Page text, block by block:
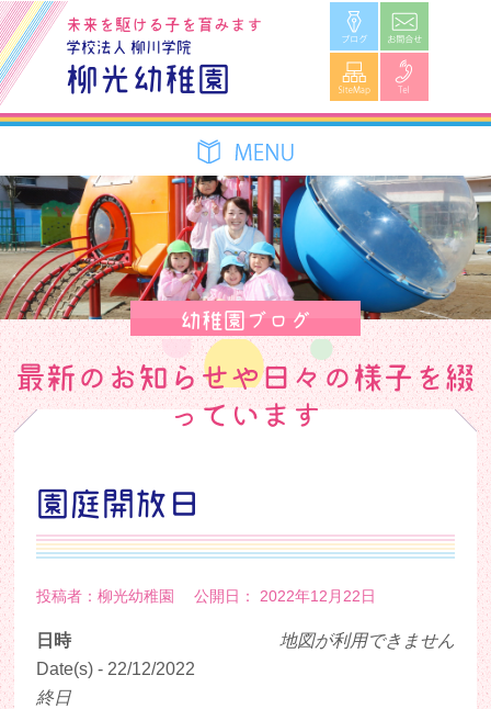
学校法人 柳川学院
柳光幼稚園
未来を駆ける子を育みます ブログ
SiteMap
幼稚園ブログ
最新のお知らせや日々の様子を綴
っています
園庭開放日
投稿者：柳光幼稚園 公開日： 2022年12月22日
地図が利用できません
日時
Date(s) - 22/12/2022
終日